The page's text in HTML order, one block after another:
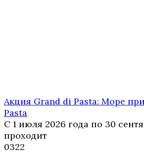
Акция Grand di Pasta: Море
Pasta
С 1 июля 2026 года по 30
проходит
0322